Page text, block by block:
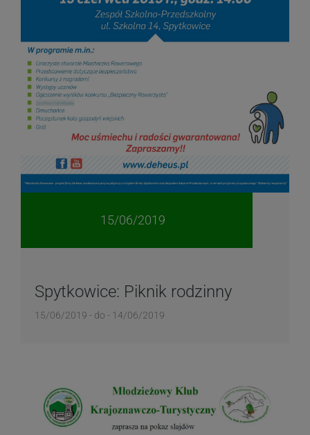
15/06/2019
Spytkowice: Piknik rodzinny
15/06/2019 - do - 14/06/2019